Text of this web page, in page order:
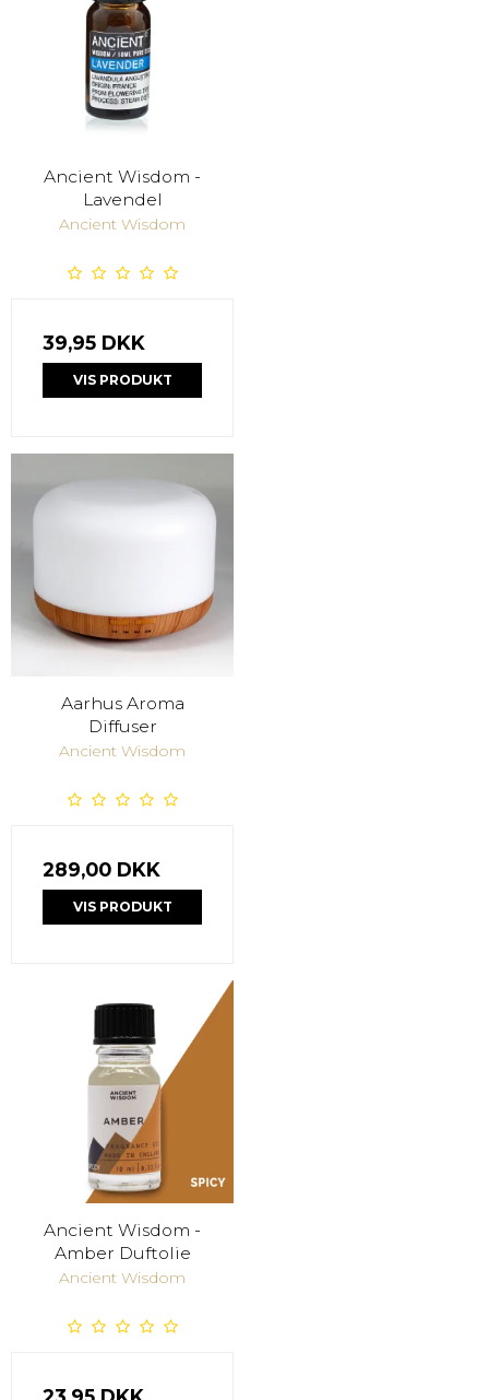
Ancient Wisdom -
Lavendel
Ancient Wisdom
39,95 DKK
VIS PRODUKT
Aarhus Aroma
Diffuser
Ancient Wisdom
289,00 DKK
VIS PRODUKT
Ancient Wisdom -
Amber Duftolie
Ancient Wisdom